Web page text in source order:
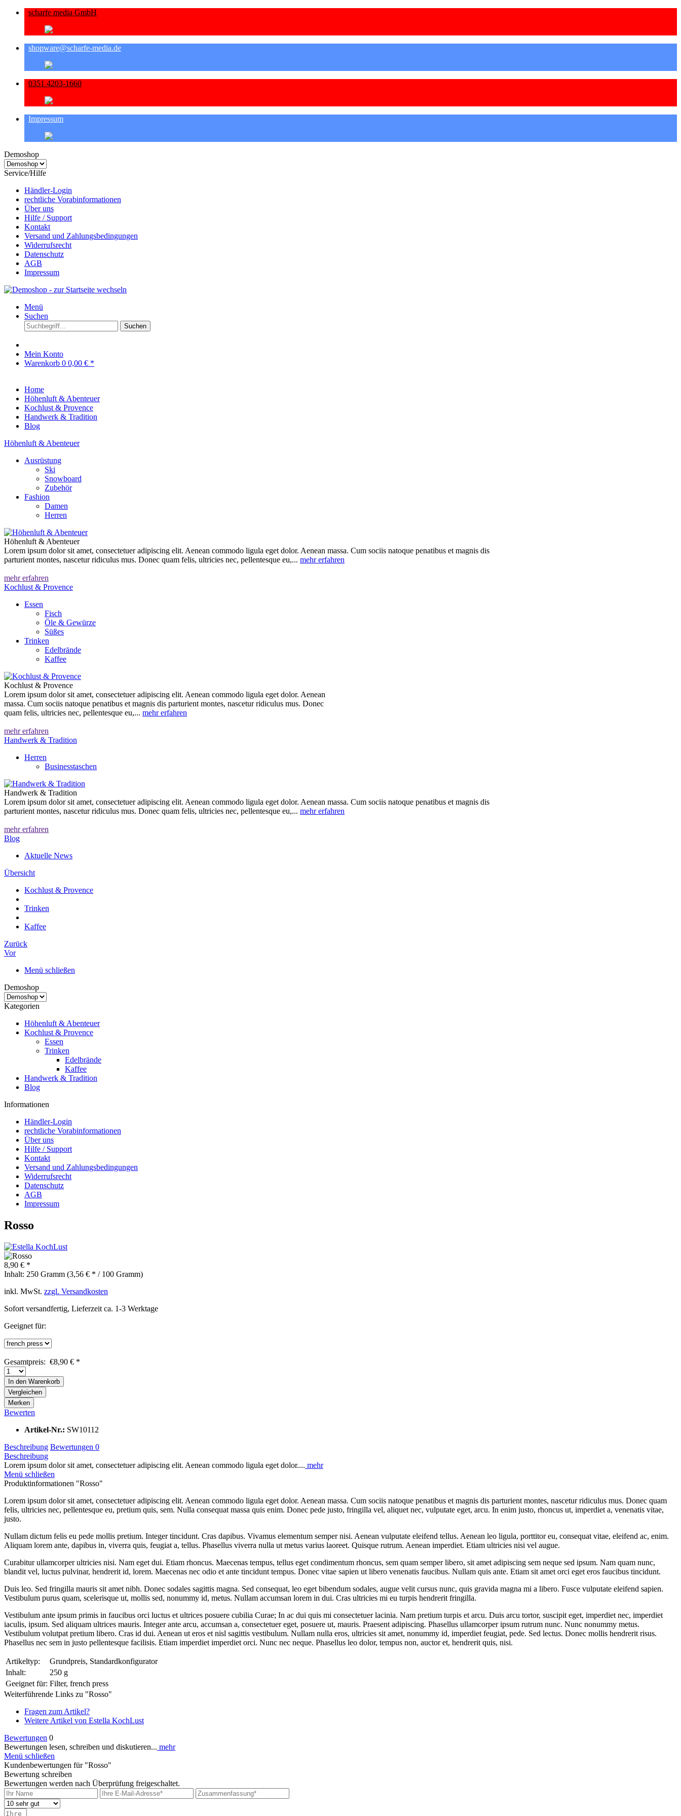
scharfe media GmbH
shopware@scharfe-media.de
0351 4203-1660
Impressum
Demoshop
Service/Hilfe
Händler-Login
rechtliche Vorabinformationen
Über uns
Hilfe / Support
Kontakt
Versand und Zahlungsbedingungen
Widerrufsrecht
Datenschutz
AGB
Impressum
Menü
Suchen
Suchen
Mein Konto
Warenkorb 0 0,00 € *
Home
Höhenluft & Abenteuer
Kochlust & Provence
Handwerk & Tradition
Blog
Höhenluft & Abenteuer
Ausrüstung
Ski
Snowboard
Zubehör
Fashion
Damen
Herren
Höhenluft & Abenteuer
Lorem ipsum dolor sit amet, consectetuer adipiscing elit. Aenean commodo ligula eget dolor. Aenean massa. Cum sociis natoque penatibus et magnis dis
parturient montes, nascetur ridiculus mus. Donec quam felis, ultricies nec, pellentesque eu,... mehr erfahren
mehr erfahren
Kochlust & Provence
Essen
Fisch
Öle & Gewürze
Süßes
Trinken
Edelbrände
Kaffee
Kochlust & Provence
Lorem ipsum dolor sit amet, consectetuer adipiscing elit. Aenean commodo ligula eget dolor. Aenean
massa. Cum sociis natoque penatibus et magnis dis parturient montes, nascetur ridiculus mus. Donec
quam felis, ultricies nec, pellentesque eu,... mehr erfahren
mehr erfahren
Handwerk & Tradition
Herren
Businesstaschen
Handwerk & Tradition
Lorem ipsum dolor sit amet, consectetuer adipiscing elit. Aenean commodo ligula eget dolor. Aenean massa. Cum sociis natoque penatibus et magnis dis
parturient montes, nascetur ridiculus mus. Donec quam felis, ultricies nec, pellentesque eu,... mehr erfahren
mehr erfahren
Blog
Aktuelle News
Übersicht
Kochlust & Provence
Trinken
Kaffee
Zurück
Vor
Menü schließen
Demoshop
Kategorien
Höhenluft & Abenteuer
Kochlust & Provence
Essen
Trinken
Edelbrände
Kaffee
Handwerk & Tradition
Blog
Informationen
Händler-Login
rechtliche Vorabinformationen
Über uns
Hilfe / Support
Kontakt
Versand und Zahlungsbedingungen
Widerrufsrecht
Datenschutz
AGB
Impressum
Rosso
8,90 € *
Inhalt: 250 Gramm (3,56 € * / 100 Gramm)
inkl. MwSt. zzgl. Versandkosten
Sofort versandfertig, Lieferzeit ca. 1-3 Werktage
Geeignet für:
Gesamtpreis: €8,90 € *
In den Warenkorb
Vergleichen
Merken
Bewerten
Artikel-Nr.: SW10112
Beschreibung Bewertungen 0
Beschreibung
Lorem ipsum dolor sit amet, consectetuer adipiscing elit. Aenean commodo ligula eget dolor.... mehr
Menü schließen
Produktinformationen "Rosso"
Lorem ipsum dolor sit amet, consectetuer adipiscing elit. Aenean commodo ligula eget dolor. Aenean massa. Cum sociis natoque penatibus et magnis dis parturient montes, nascetur ridiculus mus. Donec quam
felis, ultricies nec, pellentesque eu, pretium quis, sem. Nulla consequat massa quis enim. Donec pede justo, fringilla vel, aliquet nec, vulputate eget, arcu. In enim justo, rhoncus ut, imperdiet a, venenatis vitae,
justo.
Nullam dictum felis eu pede mollis pretium. Integer tincidunt. Cras dapibus. Vivamus elementum semper nisi. Aenean vulputate eleifend tellus. Aenean leo ligula, porttitor eu, consequat vitae, eleifend ac, enim.
Aliquam lorem ante, dapibus in, viverra quis, feugiat a, tellus. Phasellus viverra nulla ut metus varius laoreet. Quisque rutrum. Aenean imperdiet. Etiam ultricies nisi vel augue.
Curabitur ullamcorper ultricies nisi. Nam eget dui. Etiam rhoncus. Maecenas tempus, tellus eget condimentum rhoncus, sem quam semper libero, sit amet adipiscing sem neque sed ipsum. Nam quam nunc,
blandit vel, luctus pulvinar, hendrerit id, lorem. Maecenas nec odio et ante tincidunt tempus. Donec vitae sapien ut libero venenatis faucibus. Nullam quis ante. Etiam sit amet orci eget eros faucibus tincidunt.
Duis leo. Sed fringilla mauris sit amet nibh. Donec sodales sagittis magna. Sed consequat, leo eget bibendum sodales, augue velit cursus nunc, quis gravida magna mi a libero. Fusce vulputate eleifend sapien.
Vestibulum purus quam, scelerisque ut, mollis sed, nonummy id, metus. Nullam accumsan lorem in dui. Cras ultricies mi eu turpis hendrerit fringilla.
Vestibulum ante ipsum primis in faucibus orci luctus et ultrices posuere cubilia Curae; In ac dui quis mi consectetuer lacinia. Nam pretium turpis et arcu. Duis arcu tortor, suscipit eget, imperdiet nec, imperdiet
iaculis, ipsum. Sed aliquam ultrices mauris. Integer ante arcu, accumsan a, consectetuer eget, posuere ut, mauris. Praesent adipiscing. Phasellus ullamcorper ipsum rutrum nunc. Nunc nonummy metus.
Vestibulum volutpat pretium libero. Cras id dui. Aenean ut eros et nisl sagittis vestibulum. Nullam nulla eros, ultricies sit amet, nonummy id, imperdiet feugiat, pede. Sed lectus. Donec mollis hendrerit risus.
Phasellus nec sem in justo pellentesque facilisis. Etiam imperdiet imperdiet orci. Nunc nec neque. Phasellus leo dolor, tempus non, auctor et, hendrerit quis, nisi.
Artikeltyp:
Grundpreis, Standardkonfigurator
Inhalt:
250 g
Geeignet für: Filter, french press
Weiterführende Links zu "Rosso"
Fragen zum Artikel?
Weitere Artikel von Estella KochLust
Bewertungen 0
Bewertungen lesen, schreiben und diskutieren... mehr
Menü schließen
Kundenbewertungen für "Rosso"
Bewertung schreiben
Bewertungen werden nach Überprüfung freigeschaltet.